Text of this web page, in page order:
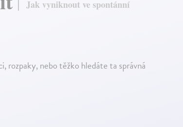
Jak vyniknout ve spontánní
rozpaky, nebo těžko hledáte ta správná